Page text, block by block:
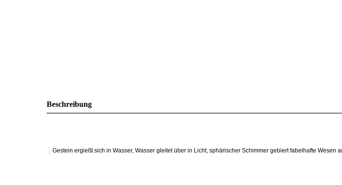
Beschreibung
Gestein ergießt sich in Wasser, Wasser gleitet über in Licht, sphärischer Schimmer gebiert fabelhafte Wesen